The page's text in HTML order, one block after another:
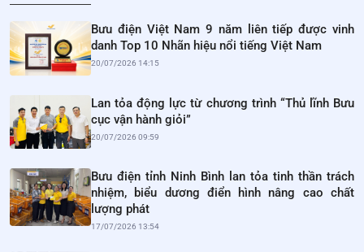
Bưu điện Việt Nam 9 năm liên tiếp được vinh
danh Top 10 Nhãn hiệu nổi tiếng Việt Nam
20/07/2026 14:15
Lan tỏa động lực từ chương trình “Thủ lĩnh Bưu
cục vận hành giỏi”
20/07/2026 09:59
Bưu điện tỉnh Ninh Bình lan tỏa tinh thần trách
nhiệm, biểu dương điển hình nâng cao chất
lượng phát
17/07/2026 13:54